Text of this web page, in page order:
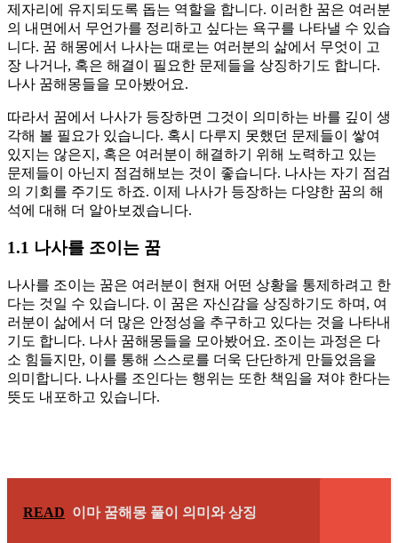
제자리에 유지되도록 돕는 역할을 합니다. 이러한 꿈은 여러분
의 내면에서 무언가를 정리하고 싶다는 욕구를 나타낼 수 있습
니다. 꿈 해몽에서 나사는 때로는 여러분의 삶에서 무엇이 고
장 나거나, 혹은 해결이 필요한 문제들을 상징하기도 합니다.
나사 꿈해몽들을 모아봤어요.
따라서 꿈에서 나사가 등장하면 그것이 의미하는 바를 깊이 생
각해 볼 필요가 있습니다. 혹시 다루지 못했던 문제들이 쌓여
있지는 않은지, 혹은 여러분이 해결하기 위해 노력하고 있는
문제들이 아닌지 점검해보는 것이 좋습니다. 나사는 자기 점검
의 기회를 주기도 하죠. 이제 나사가 등장하는 다양한 꿈의 해
석에 대해 더 알아보겠습니다.
1.1 나사를 조이는 꿈
나사를 조이는 꿈은 여러분이 현재 어떤 상황을 통제하려고 한
다는 것일 수 있습니다. 이 꿈은 자신감을 상징하기도 하며, 여
러분이 삶에서 더 많은 안정성을 추구하고 있다는 것을 나타내
기도 합니다. 나사 꿈해몽들을 모아봤어요. 조이는 과정은 다
소 힘들지만, 이를 통해 스스로를 더욱 단단하게 만들었음을
의미합니다. 나사를 조인다는 행위는 또한 책임을 져야 한다는
뜻도 내포하고 있습니다.
READ 이마 꿈해몽 풀이 의미와 상징